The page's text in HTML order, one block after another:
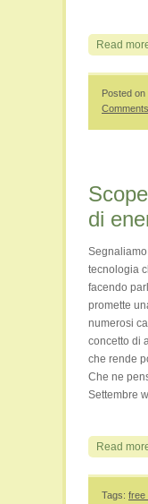
Read
Posted
di
tecnologia
facendo
promette
numerosi
concetto di
che rende
Che ne
Settembre
Read
Tags: free